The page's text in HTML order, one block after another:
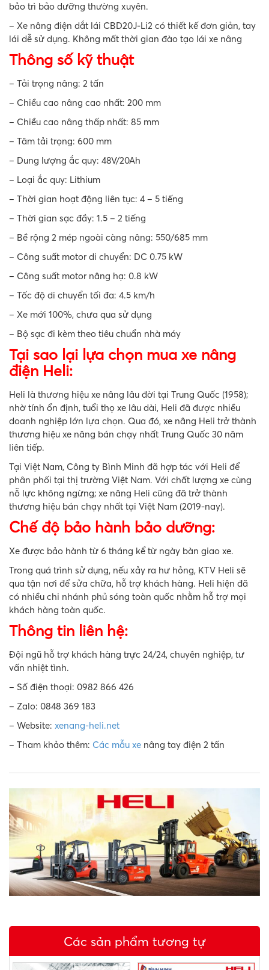
bảo trì bảo dưỡng thường xuyên.
– Xe nâng điện dắt lái CBD20J-Li2 có thiết kế đơn giản, tay
lái dễ sử dụng. Không mất thời gian đào tạo lái xe nâng
Thông số kỹ thuật
– Tải trọng nâng: 2 tấn
– Chiều cao nâng cao nhất: 200 mm
– Chiều cao nâng thấp nhất: 85 mm
– Tâm tải trọng: 600 mm
– Dung lượng ắc quy: 48V/20Ah
– Loại ắc quy: Lithium
– Thời gian hoạt động liên tục: 4 – 5 tiếng
– Thời gian sạc đầy: 1.5 – 2 tiếng
– Bề rộng 2 mép ngoài càng nâng: 550/685 mm
– Công suất motor di chuyển: DC 0.75 kW
– Công suất motor nâng hạ: 0.8 kW
– Tốc độ di chuyển tối đa: 4.5 km/h
– Xe mới 100%, chưa qua sử dụng
– Bộ sạc đi kèm theo tiêu chuẩn nhà máy
Tại sao lại lựa chọn mua xe nâng
điện Heli:
Heli là thương hiệu xe nâng lâu đời tại Trung Quốc (1958);
nhờ tính ổn định, tuổi thọ xe lâu dài, Heli đã được nhiều
doanh nghiệp lớn lựa chọn. Qua đó, xe nâng Heli trở thành
thương hiệu xe nâng bán chạy nhất Trung Quốc 30 năm
liên tiếp.
Tại Việt Nam, Công ty Bình Minh đã hợp tác với Heli để
phân phối tại thị trường Việt Nam. Với chất lượng xe cùng
nỗ lực không ngừng; xe nâng Heli cũng đã trở thành
thương hiệu bán chạy nhất tại Việt Nam (2019-nay).
Chế độ bảo hành bảo dưỡng:
Xe được bảo hành từ 6 tháng kể từ ngày bàn giao xe.
Trong quá trình sử dụng, nếu xảy ra hư hỏng, KTV Heli sẽ
qua tận nơi để sửa chữa, hỗ trợ khách hàng. Heli hiện đã
có nhiều chi nhánh phủ sóng toàn quốc nhằm hỗ trợ mọi
khách hàng toàn quốc.
Thông tin liên hệ:
Đội ngũ hỗ trợ khách hàng trực 24/24, chuyên nghiệp, tư
vấn nhiệt tình.
– Số điện thoại: 0982 866 426
– Zalo: 0848 369 183
– Website: xenang-heli.net
– Tham khảo thêm: Các mẫu xe nâng tay điện 2 tấn
Các sản phẩm tương tự